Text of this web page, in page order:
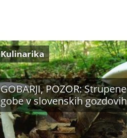
GOBARJI, POZOR: Strupene
gobe v slovenskih gozdovih
Kulinarika